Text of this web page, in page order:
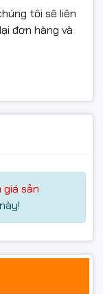
phổ thông
trang bị cổng
nhiều thiết bị
tai nghe
tôi sẽ liên
đơn hàng và
sản